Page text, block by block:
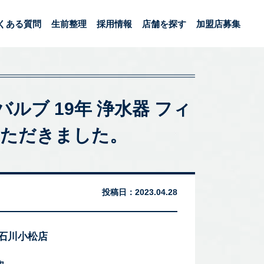
ある質問 生前整理 採用情報 店舗を探す 加盟店募集
ブ 19年 浄水器 フィ
だきました。
投稿日： 2023.04.28
川小松店